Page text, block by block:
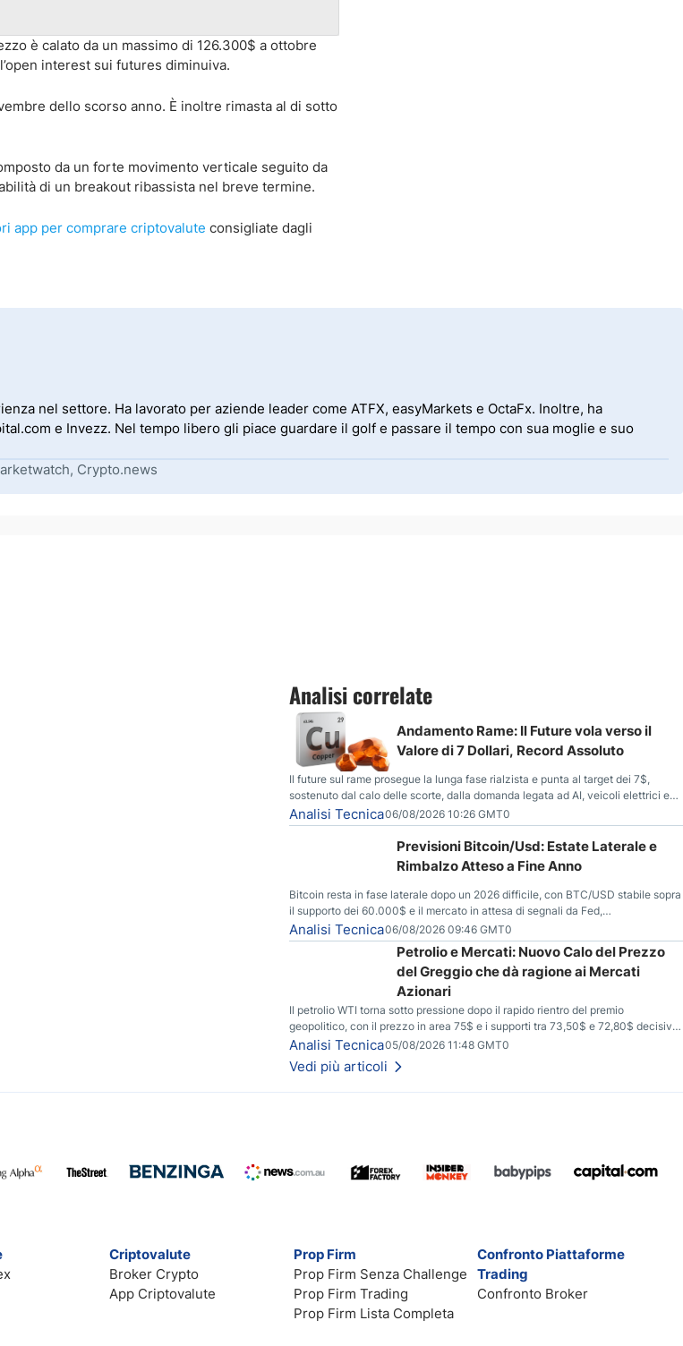
è calato da un massimo di 126.300$ a ottobre
interest sui futures diminuiva.
dello scorso anno. È inoltre rimasta al di sotto
da un forte movimento verticale seguito da
di un breakout ribassista nel breve termine.
app per comprare criptovalute consigliate dagli
nel settore. Ha lavorato per aziende leader come ATFX, easyMarkets e OctaFx. Inoltre, ha
e Invezz. Nel tempo libero gli piace guardare il golf e passare il tempo con sua moglie e suo
Crypto.news
Analisi correlate
Andamento Rame: Il Future vola verso il
Valore di 7 Dollari, Record Assoluto
Il future sul rame prosegue la lunga fase rialzista e punta al target dei 7$,
sostenuto dal calo delle scorte, dalla domanda legata ad AI, veicoli elettrici e
reti energetiche, e dai timori di deficit produttivo dal 2028.
Analisi Tecnica06/08/2026 10:26 GMT0
Previsioni Bitcoin/Usd: Estate Laterale e
Rimbalzo Atteso a Fine Anno
Bitcoin resta in fase laterale dopo un 2026 difficile, con BTC/USD stabile sopra
il supporto dei 60.000$ e il mercato in attesa di segnali da Fed,
regolamentazione USA ed elezioni di medio termine.
Analisi Tecnica06/08/2026 09:46 GMT0
Petrolio e Mercati: Nuovo Calo del Prezzo
del Greggio che dà ragione ai Mercati
Azionari
Il petrolio WTI torna sotto pressione dopo il rapido rientro del premio
geopolitico, con il prezzo in area 75$ e i supporti tra 73,50$ e 72,80$ decisivi
per capire se il ribasso potrà estendersi verso quota 70$.
Analisi Tecnica05/08/2026 11:48 GMT0
Vedi più articoli
Criptovalute
Broker Crypto
App Criptovalute
Prop Firm
Prop Firm Senza Challenge
Prop Firm Trading
Prop Firm Lista Completa
Confronto Piattaforme
Trading
Confronto Broker